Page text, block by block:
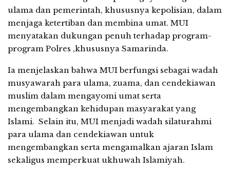
ulama dan pemerintah, khususnya kepolisian, dalam
menjaga ketertiban dan membina umat. MUI
menyatakan dukungan penuh terhadap program-
program Polres ,khususnya Samarinda.
Ia menjelaskan bahwa MUI berfungsi sebagai wadah
musyawarah para ulama, zuama, dan cendekiawan
muslim dalam mengayomi umat serta
mengembangkan kehidupan masyarakat yang
Islami. Selain itu, MUI menjadi wadah silaturahmi
para ulama dan cendekiawan untuk
mengembangkan serta mengamalkan ajaran Islam
sekaligus memperkuat ukhuwah Islamiyah.